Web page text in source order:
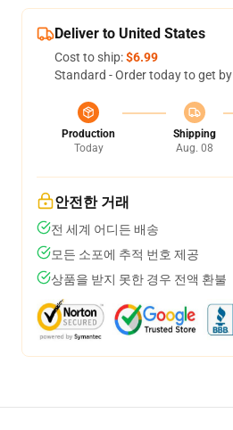
Deliver to United States
Cost to ship:$6.99
Standard - Order today to get by
Production
Today
Shipping
Aug. 08
안전한 거래
전 세계 어디든 배송
모든 소포에 추적 번호 제공
상품을 받지 못한 경우 전액 환불